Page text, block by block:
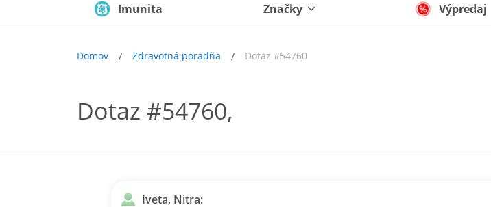
Imunita Značky Výpredaj
Domov Zdravotná poradňa Dotaz #54760
Dotaz #54760,
Iveta, Nitra: